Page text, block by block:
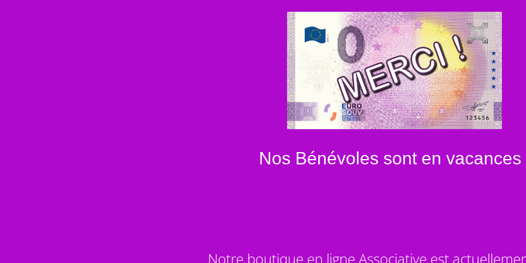
Nos Bénévoles sont en vacances
Notre boutique en ligne Associative est